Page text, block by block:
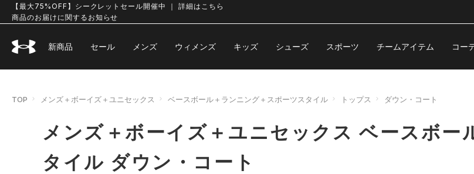
【最大75%OFF】シークレットセール開催中 ｜ 詳細はこちら
商品のお届けに関するお知らせ
新商品 セール メンズ ウィメンズ キッズ シューズ スポーツ チームアイテム コー
TOP メンズ＋ボーイズ＋ユニセックス ベースボール＋ランニング＋スポーツスタイル トップス ダウン・コート
メンズ＋ボーイズ＋ユニセックス ベースボー
タイル ダウン・コート